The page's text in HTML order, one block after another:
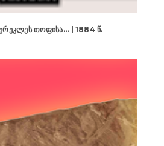
ᲔᲠᲔᲙᲚᲔᲡ ᲗᲝᲤᲘᲡᲐ... | 1884 Წ.